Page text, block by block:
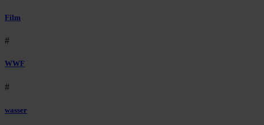
Film
#
WWF
#
wasser